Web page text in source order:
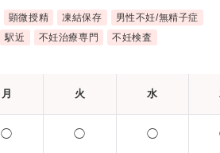
顕微授精 凍結保存
男性不妊/無精子症
駅近 不妊治療専門 不妊検査
月 火 水
◯ ◯ ◯